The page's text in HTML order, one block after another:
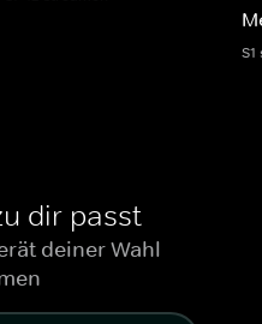
dir passt
deiner Wahl